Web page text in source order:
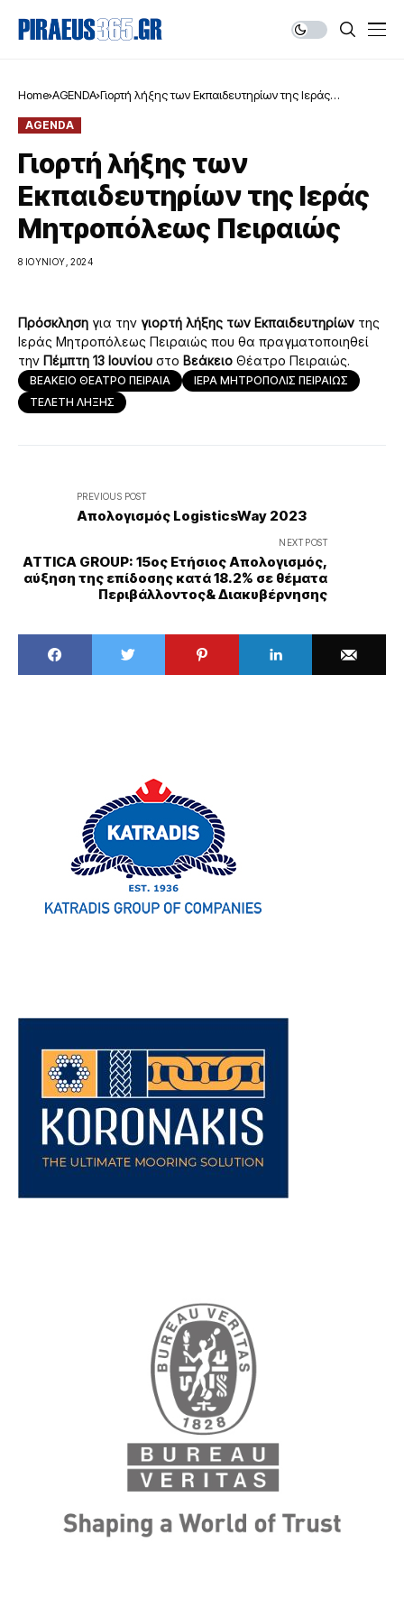
Home AGENDA Γιορτή λήξης των Εκπαιδευτηρίων της Ιεράς
AGENDA
Γιορτή λήξης των
Εκπαιδευτηρίων της Ιεράς
Μητροπόλεως Πειραιώς
8 ΙΟΥΝΊΟΥ, 2024
Πρόσκληση για την γιορτή λήξης των Εκπαιδευτηρίων της
Ιεράς Μητροπόλεως Πειραιώς που θα πραγματοποιηθεί
την Πέμπτη 13 Ιουνίου στο Βεάκειο Θέατρο Πειραιώς.
ΒΕΑΚΕΙΟ ΘΕΑΤΡΟ ΠΕΙΡΑΙΑ
ΙΕΡΑ ΜΗΤΡΟΠΟΛΙΣ ΠΕΙΡΑΙΩΣ
ΤΕΛΕΤΗ ΛΗΞΗΣ
PREVIOUS POST
Απολογισμός LogisticsWay 2023
NEXT POST
ATTICA GROUP: 15ος Ετήσιος Απολογισμός,
αύξηση της επίδοσης κατά 18.2% σε θέματα
Περιβάλλοντος& Διακυβέρνησης